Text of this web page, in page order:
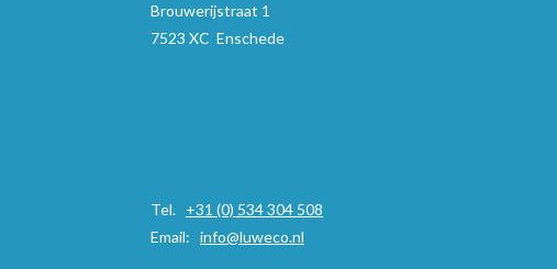
Brouwerijstraat 1
7523 XC Enschede
Tel. +31 (0) 534 304 508
Email: info@luweco.nl